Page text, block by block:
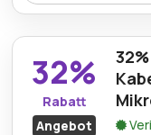
Ein stilvolles
mit einem
Ezkimo.de-
32%
Rabatt
Angebot